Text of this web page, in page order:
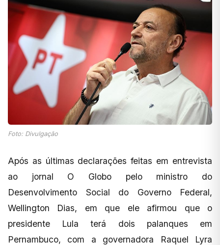
Foto: Divulgação
Após as últimas declarações feitas em entrevista
ao jornal O Globo pelo ministro do
Desenvolvimento Social do Governo Federal,
Wellington Dias, em que ele afirmou que o
presidente Lula terá dois palanques em
Pernambuco, com a governadora Raquel Lyra